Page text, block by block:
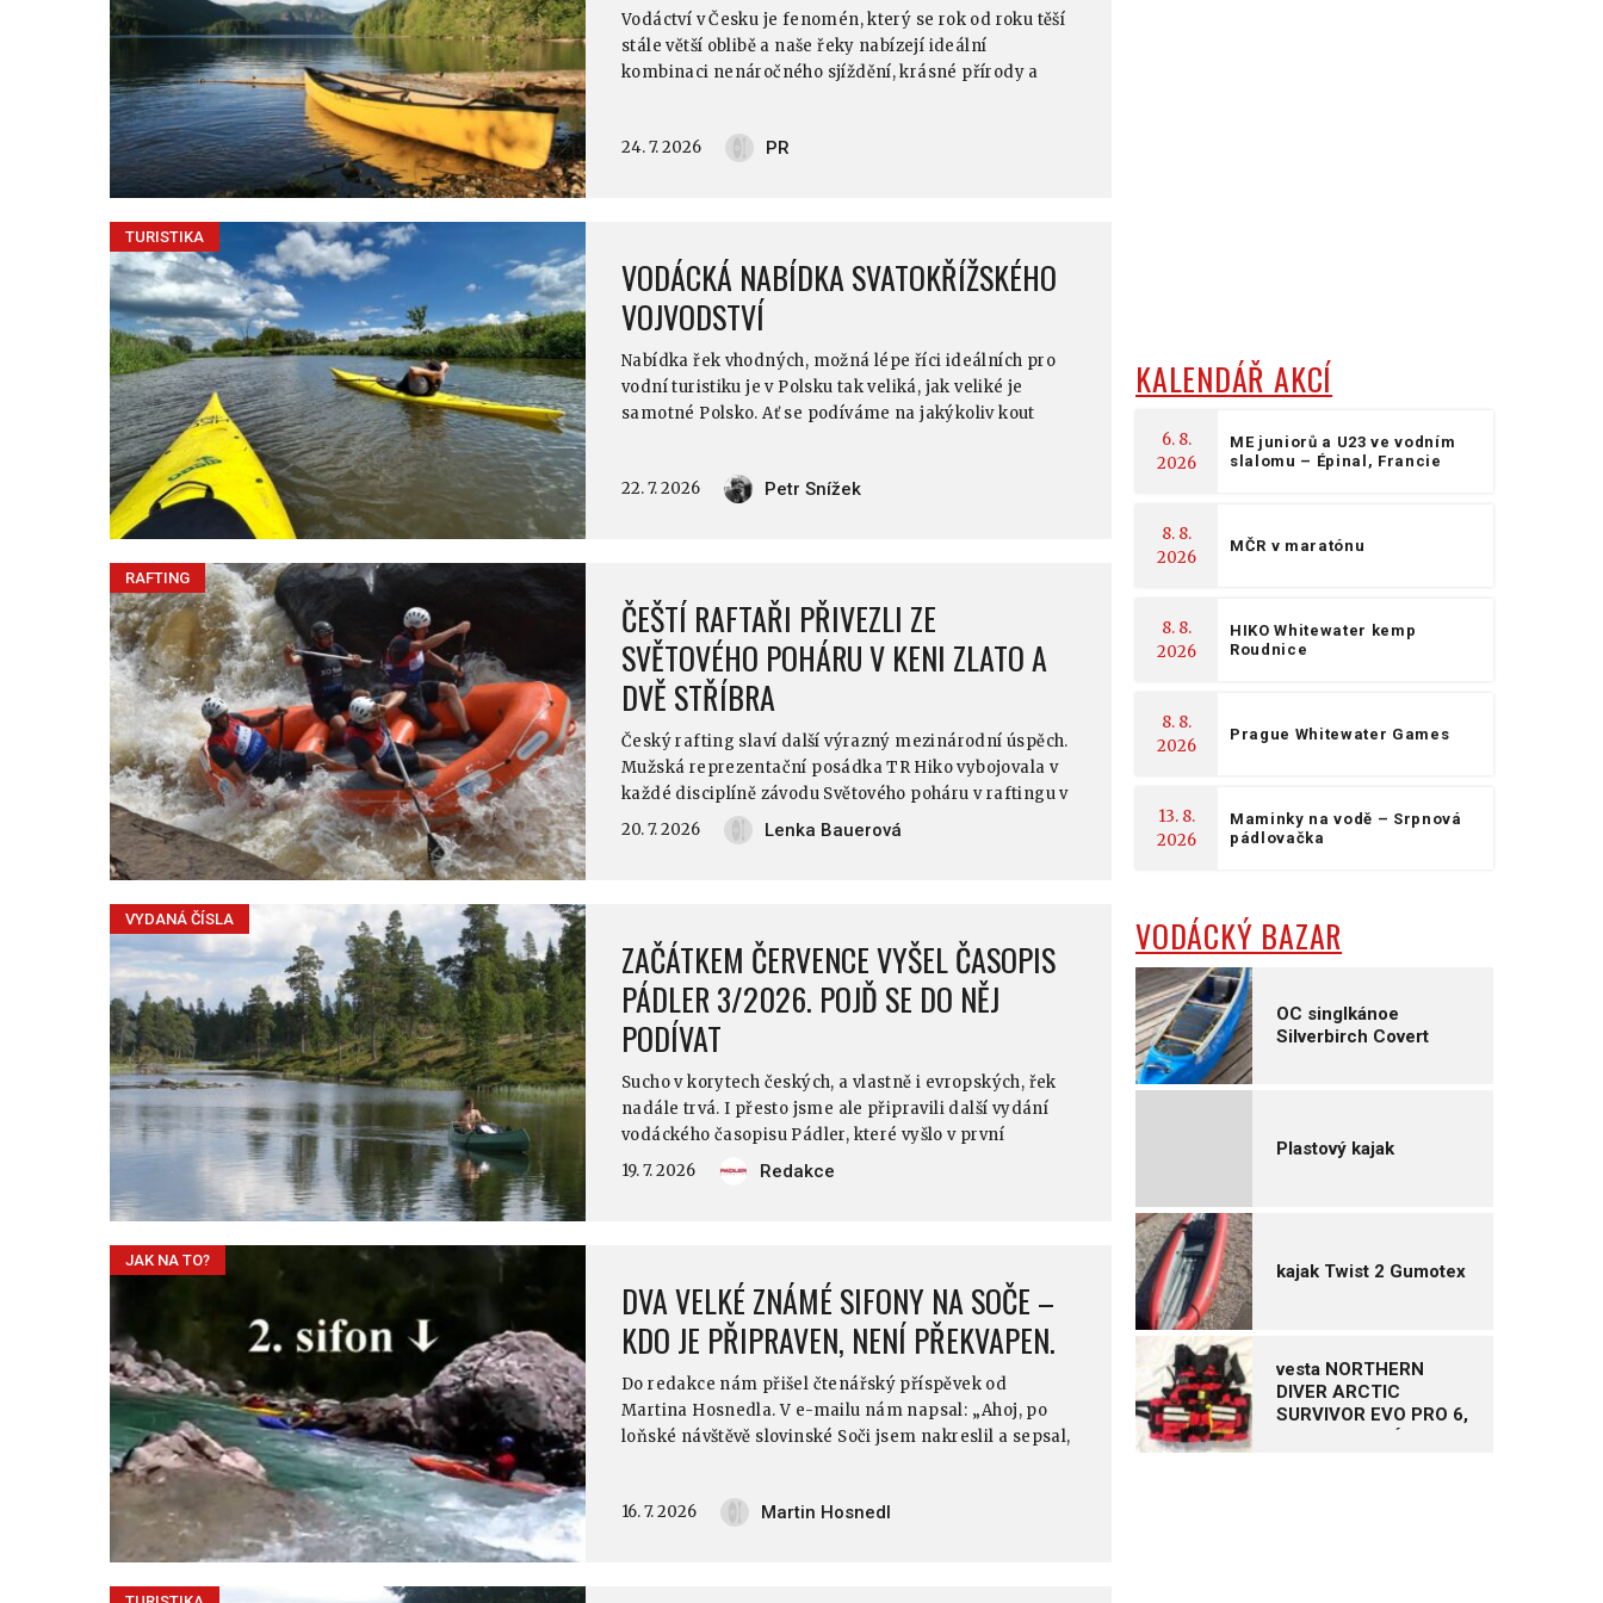
Vodáctví v Česku je fenomén, který se rok od roku těší
stále větší oblibě a naše řeky nabízejí ideální
kombinaci nenáročného sjíždění, krásné přírody a
pohodlném tempu.
24. 7. 2026 PR
TURISTIKA
VODÁCKÁ NABÍDKA SVATOKŘÍŽSKÉHO
VOJVODSTVÍ
Nabídka řek vhodných, možná lépe říci ideálních pro
vodní turistiku je v Polsku tak veliká, jak veliké je
samotné Polsko. Ať se podíváme na jakýkoliv kout
člověkem téměř nedotčených řekách. V porovnání s
dokonce zdrojnice těch zdrojnic. Pojďme se na to
podívat podrobněji.
22. 7. 2026 Petr Snížek
RAFTING
ČEŠTÍ RAFTAŘI PŘIVEZLI ZE
SVĚTOVÉHO POHÁRU V KENI ZLATO A
DVĚ STŘÍBRA
Český rafting slaví další výrazný mezinárodní úspěch.
Mužská reprezentační posádka TR Hiko vybojovala v
každé disciplíně závodu Světového poháru v raftingu v
keňské Saganě medaili. V kontaktní disciplíně Rafting
Cross (RX) nenašla přemožitele a získala zlaté
20. 7. 2026 Lenka Bauerová
VYDANÁ ČÍSLA
ZAČÁTKEM ČERVENCE VYŠEL ČASOPIS
PÁDLER 3/2026. POJĎ SE DO NĚJ
PODÍVAT
Sucho v korytech českých, a vlastně i evropských, řek
nadále trvá. I přesto jsme ale připravili další vydání
vodáckého časopisu Pádler, které vyšlo v první
polovině července, protože víme, že jednou zase
19. 7. 2026 Redakce
JAK NA TO?
DVA VELKÉ ZNÁMÉ SIFONY NA SOČE –
KDO JE PŘIPRAVEN, NENÍ PŘEKVAPEN.
Do redakce nám přišel čtenářský příspěvek od
Martina Hosnedla. V e-mailu nám napsal: „Ahoj, po
loňské návštěvě slovinské Soči jsem nakreslil a sepsal,
se jim vyhnout. Rovněž přikládám odkazy na vlastní
16. 7. 2026 Martin Hosnedl
KALENDÁŘ AKCÍ
6. 8.
2026
ME juniorů a U23 ve vodním
slalomu – Épinal, Francie
8. 8.
2026
MČR v maratónu
8. 8.
2026
HIKO Whitewater kemp
Roudnice
8. 8.
2026
Prague Whitewater Games
13. 8.
2026
Maminky na vodě – Srpnová
pádlovačka
VODÁCKÝ BAZAR
OC singlkánoe
Silverbirch Covert
Plastový kajak
kajak Twist 2 Gumotex
vesta NORTHERN
DIVER ARCTIC
SURVIVOR EVO PRO 6,
vel. XL – NOVÁ